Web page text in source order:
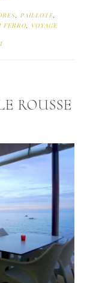
PAILLOTE,
FERRO VOYAGE
ROUSSE